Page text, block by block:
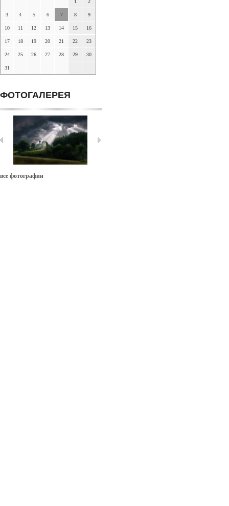
1 2
3 4 5 6 7 8 9
10 11 12 13 14 15 16
17 18 19 20 21 22 23
24 25 26 27 28 29 30
31
ФОТОГАЛЕРЕЯ
все фотографии